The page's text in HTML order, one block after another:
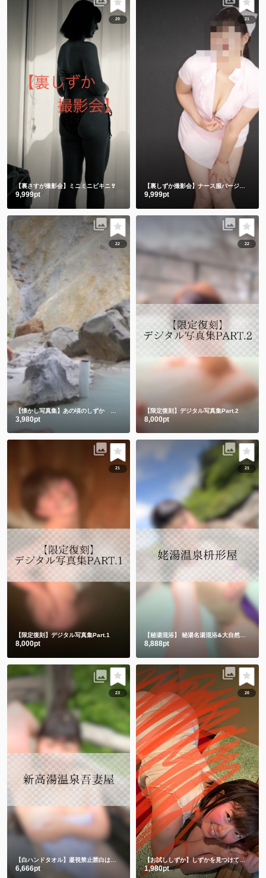
20
【裏さすが撮影会】ミニミニビキニ👙
9,999pt
21
【裏しずか撮影会】ナース服バージョン
9,999pt
22
3,980pt
22
【限定復刻】デジタル写真集Part.2
8,000pt
21
【限定復刻】デジタル写真集Part.1
8,000pt
21
【秘湯混浴】 秘湯名湯混浴♨️大自然の中でハンドタオル㊙️
8,888pt
23
【白ハンドタオル】凝視禁止🈲白は透けちゃうって🫣
6,666pt
20
【お試ししずか】しずかを見つけて、選んでくれてありがとう💕💕
1,980pt